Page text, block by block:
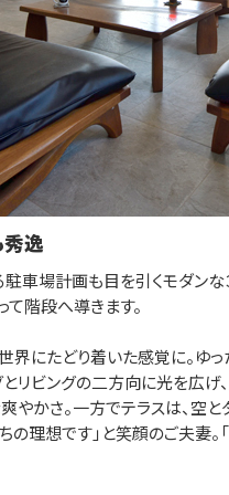
逸
車場計画も目を引くモダン
階段へ導きます。
にたどり着いた感覚に。ゆ
リビングの二方向に光を広
かさ。一方でテラスは、空
の理想です」と笑顔のご夫妻